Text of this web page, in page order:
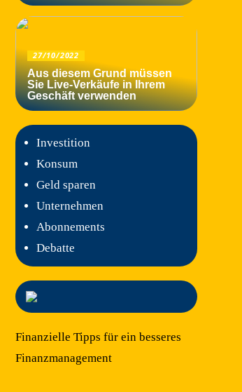
27/10/2022
Aus diesem Grund müssen
Sie Live-Verkäufe in Ihrem
Geschäft verwenden
Investition
Konsum
Geld sparen
Unternehmen
Abonnements
Debatte
Finanzielle Tipps für ein besseres
Finanzmanagement